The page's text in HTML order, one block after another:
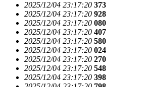
2025/12/04 23:17:20 373
2025/12/04 23:17:20 928
2025/12/04 23:17:20 080
2025/12/04 23:17:20 407
2025/12/04 23:17:20 580
2025/12/04 23:17:20 024
2025/12/04 23:17:20 270
2025/12/04 23:17:20 548
2025/12/04 23:17:20 398